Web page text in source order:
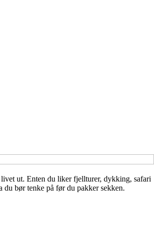
ut. Enten du liker fjellturer, dykking, safari
du bør tenke på før du pakker sekken.